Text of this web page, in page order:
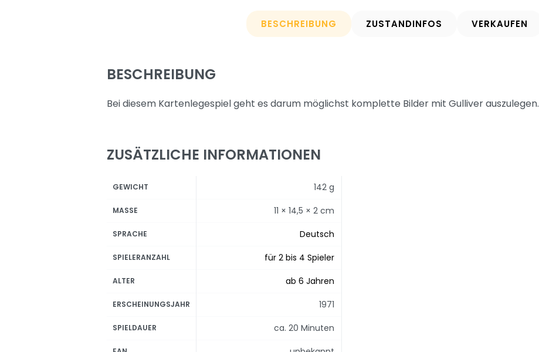
BESCHREIBUNG ZUSTANDINFOS VERKAUFEN
BESCHREIBUNG
Bei diesem Kartenlegespiel geht es darum möglichst komplette Bilder mit Gulliver auszulegen.
ZUSÄTZLICHE INFORMATIONEN
GEWICHT 142 g
MASSE 11 × 14,5 × 2 cm
SPRACHE Deutsch
SPIELERANZAHL für 2 bis 4 Spieler
ALTER ab 6 Jahren
ERSCHEINUNGSJAHR 1971
SPIELDAUER ca. 20 Minuten